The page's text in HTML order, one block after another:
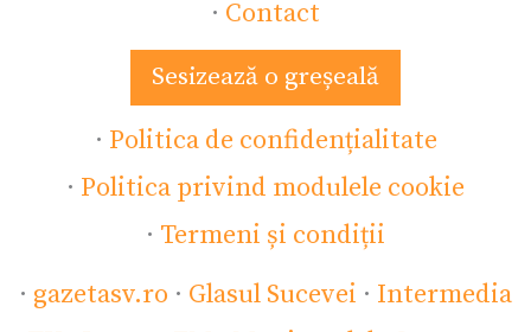
· Contact
Sesizează o greșeală
· Politica de confidențialitate
· Politica privind modulele cookie
· Termeni și condiții
· gazetasv.ro · Glasul Sucevei · Intermedia